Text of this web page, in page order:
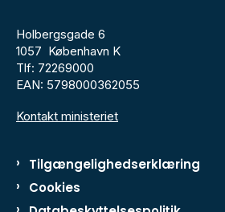
Holbergsgade 6
1057 København K
Tlf: 72269000
EAN: 5798000362055
Kontakt ministeriet
Tilgængelighedserklæring
Cookies